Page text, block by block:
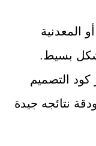
المعدنية
بسيط.
كود التصميم
نتائجه جيدة